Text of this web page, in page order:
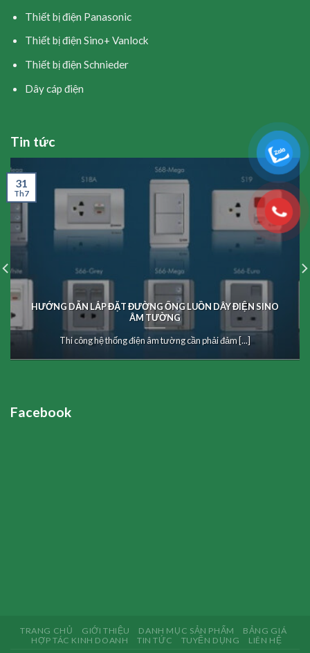
Thiết bị điện Panasonic
Thiết bị điện Sino+ Vanlock
Thiết bị điện Schnieder
Dây cáp điện
Tin tức
HƯỚNG DẪN LẮP ĐẶT ĐƯỜNG ỐNG LUỒN DÂY ĐIỆN SINO
ÂM TƯỜNG
Thi công hệ thống điện âm tường cần phải đảm [...]
31
Th7
Facebook
TRANG CHỦ GIỚI THIỆU DANH MỤC SẢN PHẨM
BẢNG GIÁ
HỢP TÁC KINH DOANH
TIN TỨC TUYỂN DỤNG LIÊN HỆ